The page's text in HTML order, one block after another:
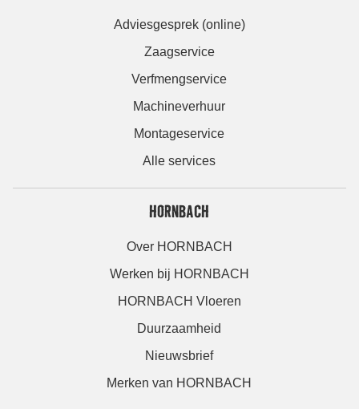
Adviesgesprek (online)
Zaagservice
Verfmengservice
Machineverhuur
Montageservice
Alle services
HORNBACH
Over HORNBACH
Werken bij HORNBACH
HORNBACH Vloeren
Duurzaamheid
Nieuwsbrief
Merken van HORNBACH